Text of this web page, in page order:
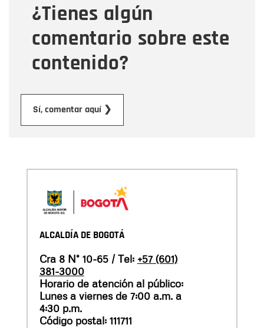
¿Tienes algún
comentario sobre este
contenido?
Sí, comentar aquí ❯
Mensaje
ALCALDÍA DE BOGOTÁ
Cra 8 N° 10-65 / Tel: +57 (601)
381-3000
Horario de atención al público:
Lunes a viernes de 7:00 a.m. a
4:30 p.m.
Código postal: 111711